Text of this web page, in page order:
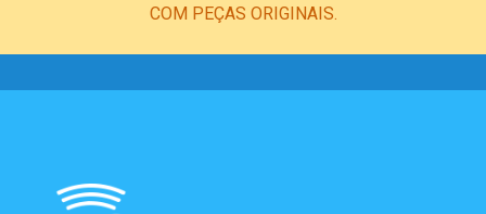
COM PEÇAS ORIGINAIS.